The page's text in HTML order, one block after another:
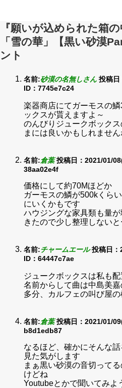
『願いが込められた箱
「雪の華」【黒い砂漠
ント
名前:砂漠の名無しさん 投稿
ID：7745e7c24
楽器商店にてガーモスの
ックスが貰えますよ～
のんびりジュークボック
まには良いかもしれません
名前:倉葉 投稿日：2021/01/
38aa02e4f
価格にして約70Mほどか
ガーモスの鱗が500kくら
にいくかもです
ハウジングな家具類も量
きたので少し整理しないと
名前:チャームエール 投稿日
ID：64447c7ae
ジュークボックスは私も
名前からして曲は中島美嘉
多分、カルフェの叫び屋の
名前:倉葉 投稿日：2021/01/
b8d1edb87
なるほど、確かにそんな
見た気がします
まぁ黒い砂漠の音切って
けどね
Youtubeとかで聞いてみよ